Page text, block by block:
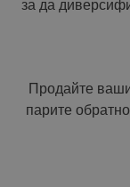
за да
Продайте
парите